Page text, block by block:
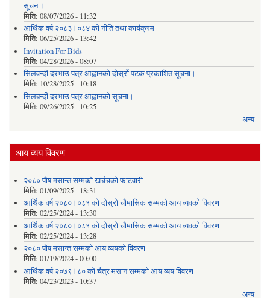
सूचना।
मिति: 08/07/2026 - 11:32
आर्थिक वर्ष २०८३।०८४ को नीति तथा कार्यक्रम
मिति: 06/25/2026 - 13:42
Invitation For Bids
मिति: 04/28/2026 - 08:07
सिलवन्दी दरभाउ पत्र आह्वानको दोर्स्रो पटक प्रकाशित सूचना।
मिति: 10/28/2025 - 10:18
सिलबन्दी दरभाउ पत्र आह्वानको सूचना।
मिति: 09/26/2025 - 10:25
अन्य
आय व्यय विवरण
२०८० पौष मसान्त सम्मको खर्चचको फाटवारी
मिति: 01/09/2025 - 18:31
आर्थिक वर्ष २०८०।०८१ को दोस्रो चौमासिक सम्मको आय व्यवको विवरण
मिति: 02/25/2024 - 13:30
आर्थिक वर्ष २०८०।०८१ को दोस्रो चौमासिक सम्मको आय व्यवको विवरण
मिति: 02/25/2024 - 13:28
२०८० पौष मसान्त सम्मको आय व्ययको विवरण
मिति: 01/19/2024 - 00:00
आर्थिक वर्ष २०७९।८० को चैत्र मसान सम्मको आय व्यय विवरण
मिति: 04/23/2023 - 10:37
अन्य